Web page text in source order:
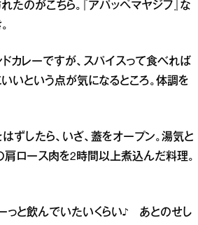
のがこちら。『アパッペマヤジフ』な
カレーですが、スパイスって食べれば
いという点が気になるところ。体調を
したら、いざ、蓋をオープン。湯気と
肩ロース肉を2時間以上煮込んだ料理。
っと飲んでいたいくらい♪ あとのせし